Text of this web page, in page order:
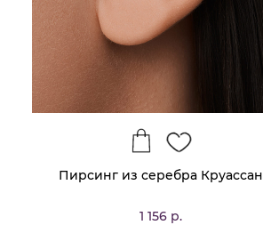
Пирсинг из серебра Круассан
1 156 р.